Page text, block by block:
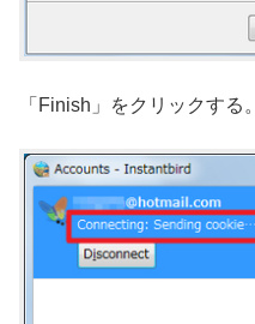
「Finish」をクリックする。